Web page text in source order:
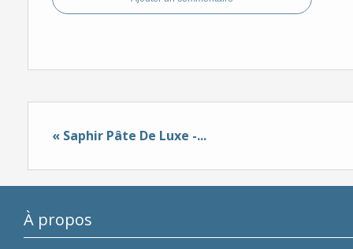
« Saphir Pâte De Luxe -...
À propos